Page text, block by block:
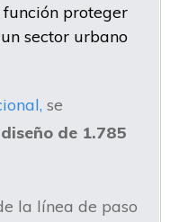
proteger
sector urbano
se
de 1.785
la línea de paso